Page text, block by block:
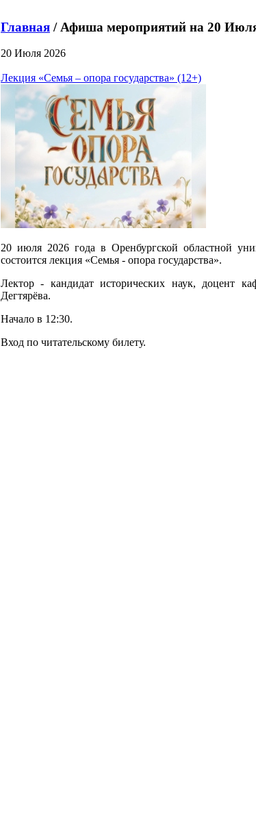
Главная / Афиша мероприятий на 20
20 Июля 2026
Лекция «Семья – опора государства» (12+)
20 июля 2026 года в Оренбургской областной
состоится лекция «Семья - опора государства».
Лектор - кандидат исторических наук, доцент
Дегтярёва.
Начало в 12:30.
Вход по читательскому билету.